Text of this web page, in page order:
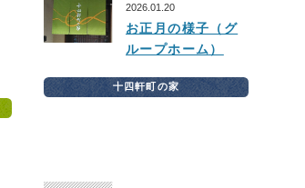
2026.01.20
お正月の様子（グ
ループホーム）
十四軒町の家